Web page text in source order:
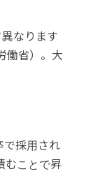
なります
働省）。大
で採用され
むことで昇